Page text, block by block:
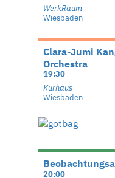
WerkRaum
Wiesbaden
Clara-Jumi
Orchestra
19:30
Kurhaus
Wiesbaden
20:00